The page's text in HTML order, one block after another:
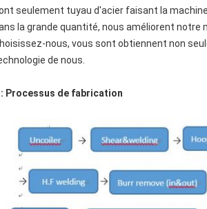
seulement tuyau d'acier faisant la
la grande quantité, nous améliorent notre
nous, vous sont obtiennent non
de nous.
: Processus de fabrication